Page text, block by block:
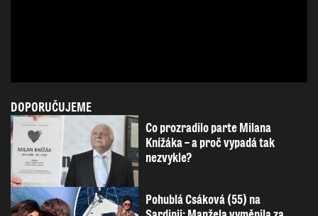
DOPORUČUJEME
Co prozradilo parte Milana
Knížáka – a proč vypadá tak
nezvykle?
Pohublá Csáková (55) na